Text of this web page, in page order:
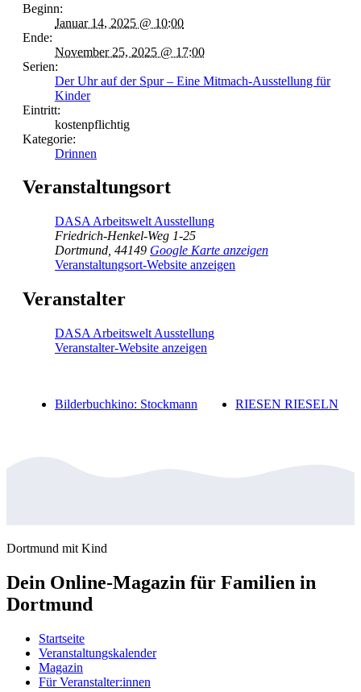
Beginn:
Januar 14, 2025 @ 10:00
Ende:
November 25, 2025 @ 17:00
Serien:
Der Uhr auf der Spur – Eine Mitmach-Ausstellung für
Kinder
Eintritt:
kostenpflichtig
Kategorie:
Drinnen
Veranstaltungsort
DASA Arbeitswelt Ausstellung
Friedrich-Henkel-Weg 1-25
Dortmund 44149 Google Karte anzeigen
Veranstaltungsort-Website anzeigen
Veranstalter
DASA Arbeitswelt Ausstellung
Veranstalter-Website anzeigen
Bilderbuchkino: Stockmann RIESEN RIESELN
Dortmund mit Kind
Dein Online-Magazin für Familien in
Dortmund
Startseite
Veranstaltungskalender
Magazin
Für Veranstalter:innen